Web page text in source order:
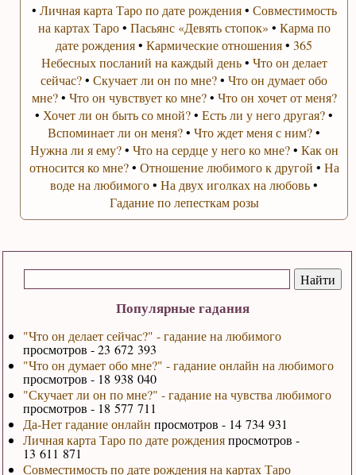
Популярные гадания
"Что он делает сейчас?" - гадание на любимого
просмотров - 23 672 393
"Что он думает обо мне?" - гадание онлайн на любимого
просмотров - 18 938 040
"Скучает ли он по мне?" - гадание на чувства любимого
просмотров - 18 577 711
Да-Нет гадание онлайн просмотров - 14 734 931
Личная карта Таро по дате рожденияпросмотров -
13 611 871
Совместимость по дате рождения на картах Таро
• Личная карта Таро по дате рождения• Совместимость
на картах Таро• Пасьянс «Девять стопок» • Карма по
дате рождения•Кармические отношения•365
Небесных посланий на каждый день• Что он делает
сейчас?•Скучает ли он по мне?•Что он думает обо
мне?• Что он чувствует ко мне?• Что он хочет от меня?
• Хочет ли он быть со мной?•Есть ли у него другая?•
Вспоминает ли он меня?•Что ждет меня с ним?•
Нужна ли я ему?• Что на сердце у него ко мне?• Как он
относится ко мне?• Отношение любимого к другой • На
воде на любимого•На двух иголках на любовь•
Гадание по лепесткам розы